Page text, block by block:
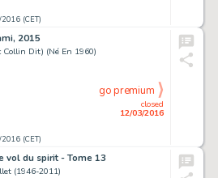
(CET)
2015
Collin Dit) (Né En 1960)
(CET)
closed
12/03/2016
go premium
vol du spirit - Tome 13
(1946-2011)